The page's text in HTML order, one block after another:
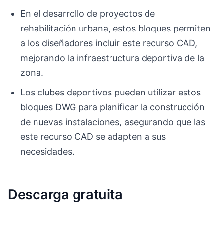
En el desarrollo de proyectos de
rehabilitación urbana, estos bloques permiten
a los diseñadores incluir este recurso CAD,
mejorando la infraestructura deportiva de la
zona.
Los clubes deportivos pueden utilizar estos
bloques DWG para planificar la construcción
de nuevas instalaciones, asegurando que las
este recurso CAD se adapten a sus
necesidades.
Descarga gratuita